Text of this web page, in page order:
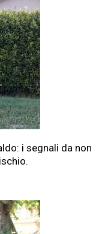
i segnali da non